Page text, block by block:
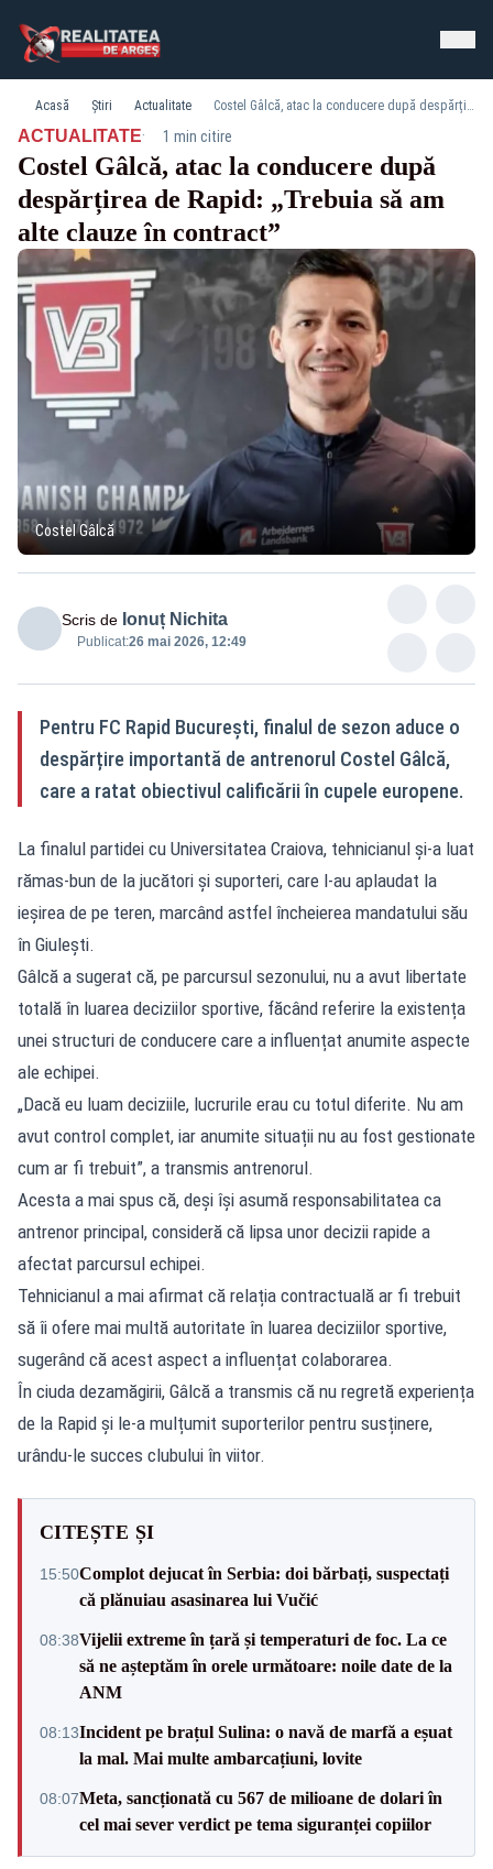
Acasă Știri Actualitate Costel Gâlcă, atac la conducere după despărțirea de Rapid: „Trebuia să am alte clauze în contract”
ACTUALITATE· 1 min citire
Costel Gâlcă, atac la conducere după
despărțirea de Rapid: „Trebuia să am
alte clauze în contract”
Costel Gâlcă
Scris de Ionuț Nichita
Publicat:26 mai 2026, 12:49
Pentru FC Rapid București, finalul de sezon aduce o
despărțire importantă de antrenorul Costel Gâlcă,
care a ratat obiectivul calificării în cupele europene.
La finalul partidei cu Universitatea Craiova, tehnicianul și-a luat
rămas-bun de la jucători și suporteri, care l-au aplaudat la
ieșirea de pe teren, marcând astfel încheierea mandatului său
în Giulești.
Gâlcă a sugerat că, pe parcursul sezonului, nu a avut libertate
totală în luarea deciziilor sportive, făcând referire la existența
unei structuri de conducere care a influențat anumite aspecte
ale echipei.
„Dacă eu luam deciziile, lucrurile erau cu totul diferite. Nu am
avut control complet, iar anumite situații nu au fost gestionate
cum ar fi trebuit”, a transmis antrenorul.
Acesta a mai spus că, deși își asumă responsabilitatea ca
antrenor principal, consideră că lipsa unor decizii rapide a
afectat parcursul echipei.
Tehnicianul a mai afirmat că relația contractuală ar fi trebuit
să îi ofere mai multă autoritate în luarea deciziilor sportive,
sugerând că acest aspect a influențat colaborarea.
În ciuda dezamăgirii, Gâlcă a transmis că nu regretă experiența
de la Rapid și le-a mulțumit suporterilor pentru susținere,
urându-le succes clubului în viitor.
CITEȘTE ȘI
15:50Complot dejucat în Serbia: doi bărbați, suspectați
că plănuiau asasinarea lui Vučić
08:38Vijelii extreme în țară și temperaturi de foc. La ce
să ne așteptăm în orele următoare: noile date de la
ANM
08:13Incident pe brațul Sulina: o navă de marfă a eșuat
la mal. Mai multe ambarcațiuni, lovite
08:07Meta, sancționată cu 567 de milioane de dolari în
cel mai sever verdict pe tema siguranței copiilor